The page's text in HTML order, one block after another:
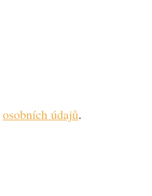
osobních údajů.